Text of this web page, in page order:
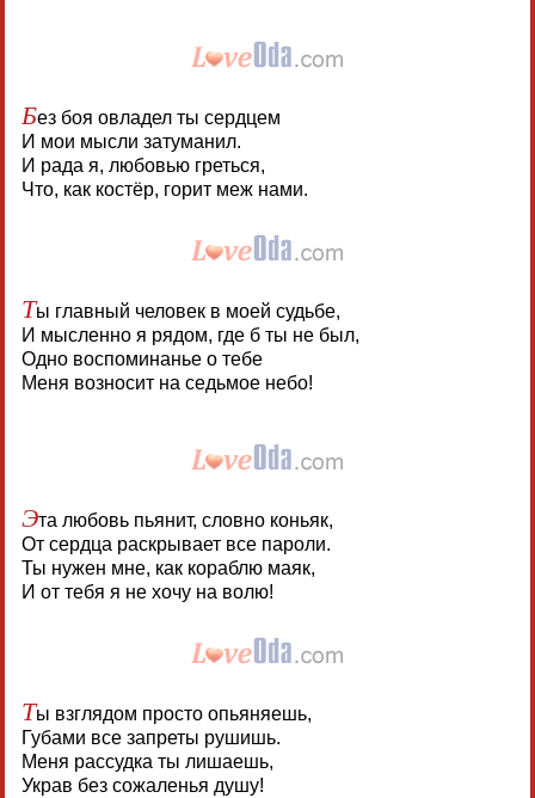
Без боя овладел ты сердцем
И мои мысли затуманил.
И рада я, любовью греться,
Что, как костёр, горит меж нами.
Ты главный человек в моей судьбе,
И мысленно я рядом, где б ты не был,
Одно воспоминанье о тебе
Меня возносит на седьмое небо!
Эта любовь пьянит, словно коньяк,
От сердца раскрывает все пароли.
Ты нужен мне, как кораблю маяк,
И от тебя я не хочу на волю!
Ты взглядом просто опьяняешь,
Губами все запреты рушишь.
Меня рассудка ты лишаешь,
Украв без сожаленья душу!